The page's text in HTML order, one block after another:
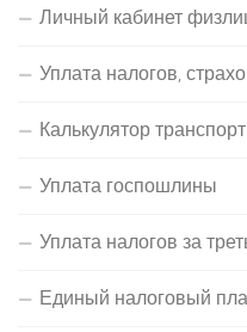
Личный кабинет
Уплата налогов,
Калькулятор
Уплата госпошлины
Уплата налогов за
Единый налоговый